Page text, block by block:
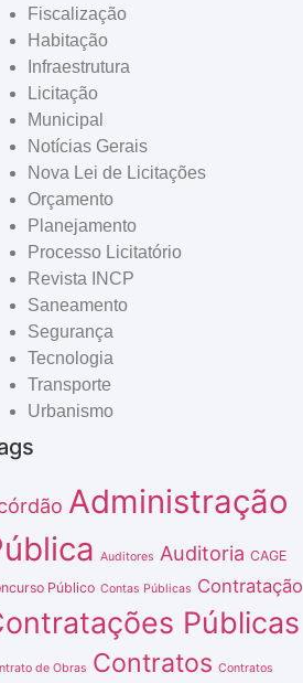
Fiscalização
Habitação
Infraestrutura
Licitação
Municipal
Notícias Gerais
Nova Lei de Licitações
Orçamento
Planejamento
Processo Licitatório
Revista INCP
Saneamento
Segurança
Tecnologia
Transporte
Urbanismo
Administração
Auditores Auditoria CAGE
Público Contas Públicas Contratação
Públicas
de Obras Contratos Contratos